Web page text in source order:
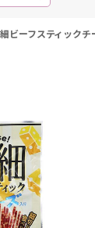
ビーフスティック